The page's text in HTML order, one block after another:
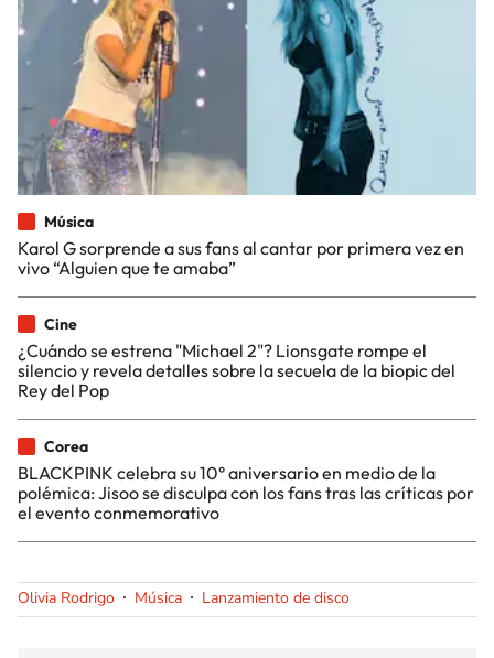
Música
Karol G sorprende a sus fans al cantar por primera vez en
vivo “Alguien que te amaba”
Cine
¿Cuándo se estrena "Michael 2"? Lionsgate rompe el
silencio y revela detalles sobre la secuela de la biopic del
Rey del Pop
Corea
BLACKPINK celebra su 10° aniversario en medio de la
polémica: Jisoo se disculpa con los fans tras las críticas por
el evento conmemorativo
Olivia Rodrigo Música Lanzamiento de disco